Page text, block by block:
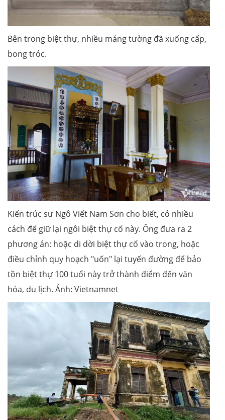
Bên trong biệt thự, nhiều mảng tường đã xuống cấp,
bong tróc.
Kiến trúc sư Ngô Viết Nam Sơn cho biết, có nhiều
cách để giữ lại ngôi biệt thự cổ này. Ông đưa ra 2
phương án: hoặc di dời biệt thự cổ vào trong, hoặc
điều chỉnh quy hoạch "uốn" lại tuyến đường để bảo
tồn biệt thự 100 tuổi này trở thành điểm đến văn
hóa, du lịch. Ảnh: Vietnamnet